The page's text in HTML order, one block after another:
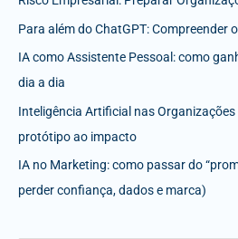
Para além do ChatGPT: Compreender
IA como Assistente Pessoal: como
dia a dia
Inteligência Artificial nas
protótipo ao impacto
IA no Marketing: como passar do
perder confiança, dados e marca)